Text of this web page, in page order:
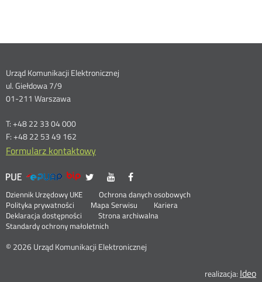
Dane
kontaktowe
Urząd Komunikacji Elektronicznej
ul. Giełdowa 7/9
01-211 Warszawa
T: +48 22 33 04 000
F: +48 22 53 49 162
Formularz kontaktowy
UKE
Serwisy
>Social
Media
UKE
portalu
Twitter
Otwórz
nowym
oknie
UKE
portalu
Youtube
Otwórz
nowym
oknie
portalu
Facebook
nowym
oknie
Menu
stopka
Dziennik Urzędowy UKE Otwórz
nowym
oknie
Ochrona danych osobowych
Polityka prywatności
Mapa Serwisu Kariera
Deklaracja dostępności Strona archiwalna
Standardy ochrony małoletnich
© 2026 Urząd Komunikacji Elektronicznej
realizacja: Ideo